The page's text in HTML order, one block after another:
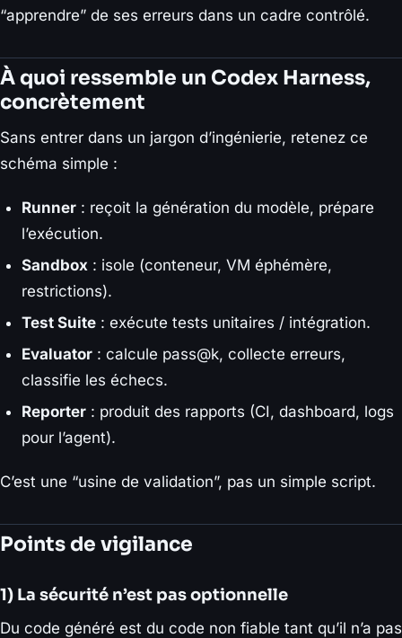
“apprendre” de ses erreurs dans un cadre contrôlé.
À quoi ressemble un Codex Harness,
concrètement
Sans entrer dans un jargon d’ingénierie, retenez ce
schéma simple :
Runner : reçoit la génération du modèle, prépare
l’exécution.
Sandbox : isole (conteneur, VM éphémère,
restrictions).
Test Suite : exécute tests unitaires / intégration.
Evaluator : calcule pass@k, collecte erreurs,
classifie les échecs.
Reporter : produit des rapports (CI, dashboard, logs
pour l’agent).
C’est une “usine de validation”, pas un simple script.
Points de vigilance
1) La sécurité n’est pas optionnelle
Du code généré est du code non fiable tant qu’il n’a pas